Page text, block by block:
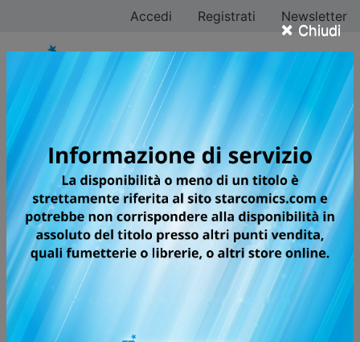
× Chiudi
Accedi Registrati Newsletter
KAGUYA-SAMA: LOVE
IS WAR
CHI SI INNAMORA… PERDE!
🏆 Shogakukan Manga Award, 2019 (General)
🏆Next Manga Award, 2017 (Print manga)
Tra i corridoi dell’Istituto Shuchiin, che accoglie
solamente gli studenti più brillanti destinati a un futuro
di successo, avviene l’incontro tra Kaguya Shinomiya e